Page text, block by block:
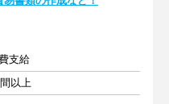
支給
以上